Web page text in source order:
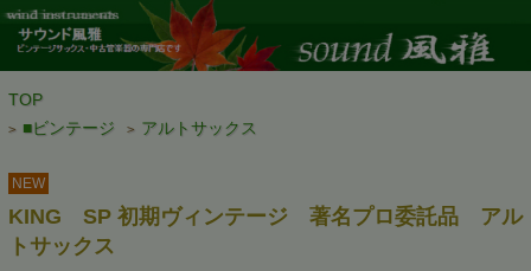
TOP
> ■ビンテージ > アルトサックス
NEW
KING SP 初期ヴィンテージ 著名プロ委託品 アル
トサックス